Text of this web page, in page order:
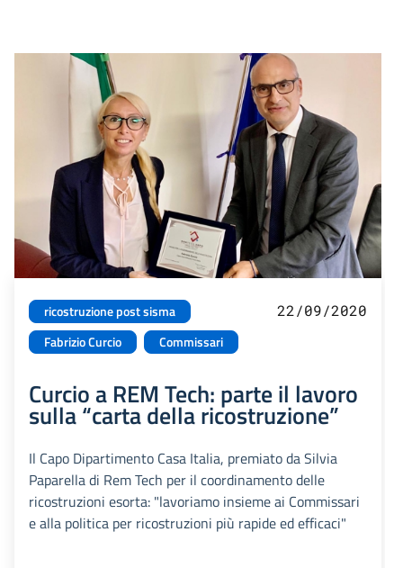
ricostruzione post sisma
Fabrizio Curcio
Commissari
22/09/2020
Curcio a REM Tech: parte il lavoro
sulla “carta della ricostruzione”
Il Capo Dipartimento Casa Italia, premiato da Silvia
Paparella di Rem Tech per il coordinamento delle
ricostruzioni esorta: "lavoriamo insieme ai Commissari
e alla politica per ricostruzioni più rapide ed efficaci"